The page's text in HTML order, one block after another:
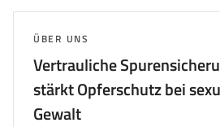
Vertrauliche
stärkt Opferschutz bei
Gewalt
THEMA:
ÜBER UNS